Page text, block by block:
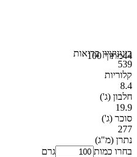
44מתוך 100בינוניציון בריאות
539
קלוריות
8.4
חלבון (ג')
19.9
סוכר (ג')
277
נתרן (מ"ג)
בחרו כמות
גרם